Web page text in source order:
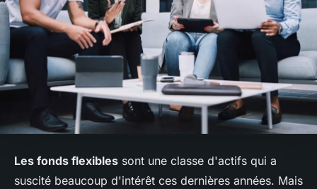
Les fonds flexibles sont une classe d'actifs qui a
suscité beaucoup d'intérêt ces dernières années. Mais